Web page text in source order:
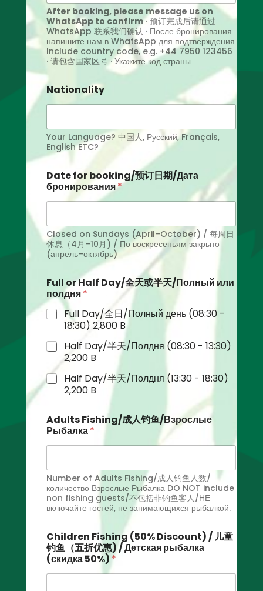
After booking, please message us on
WhatsApp to confirm· 预订完成后请通过
WhatsApp 联系我们确认 · После бронирования
напишите нам в WhatsApp для подтверждения
Include country code, e.g. +44 7950 123456
· 请包含国家区号 · Укажите код страны
Nationality
Your Language? 中国人, Русский, Français,
English ETC?
Date for booking/预订日期/Дата
бронирования*
Closed on Sundays (April–October) / 每周日
休息（4月–10月) / По воскресеньям закрыто
(апрель–октябрь)
Full or Half Day/全天或半天/Полный или
полдня*
Full Day/全日/Полный день (08:30 -
18:30) 2,800 B
Half Day/半天/Полдня (08:30 - 13:30)
2,200 B
Half Day/半天/Полдня (13:30 - 18:30)
2,200 B
Adults Fishing/成人钓鱼/Взрослые
Рыбалка*
Number of Adults Fishing/成人钓鱼人数/
количество Взрослые Рыбалка DO NOT include
non fishing guests/不包括非钓鱼客人/НЕ
включайте гостей, не занимающихся рыбалкой.
Children Fishing (50% Discount) / 儿童
钓鱼（五折优惠) / Детская рыбалка
(скидка 50%) *